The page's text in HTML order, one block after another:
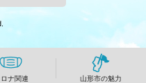
ロナ関連 山形市の魅力